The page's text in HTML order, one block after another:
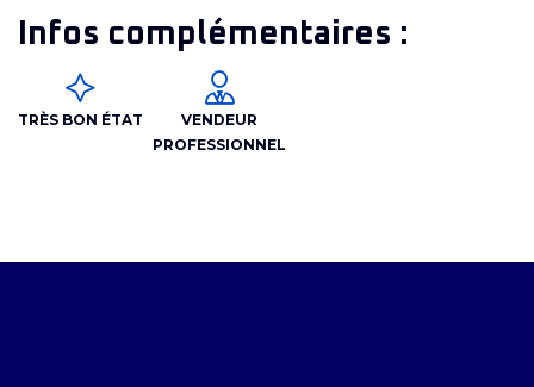
Infos complémentaires :
TRÈS BON ÉTAT
VENDEUR
PROFESSIONNEL